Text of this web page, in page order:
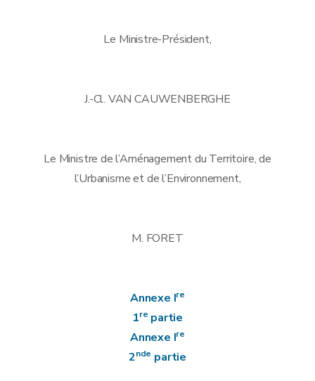
Le Ministre-Président,
J.-Cl. VAN CAUWENBERGHE
Le Ministre de l’Aménagement du Territoire, de
l’Urbanisme et de l’Environnement,
M. FORET
Annexe Ire
1re partie
Annexe Ire
2nde partie